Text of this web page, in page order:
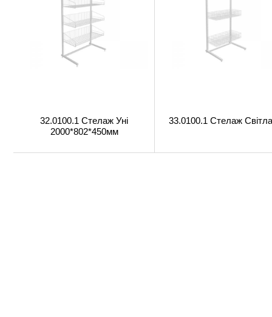
32.0100.1 Стелаж Уні
2000*802*450мм
33.0100.1 Стелаж